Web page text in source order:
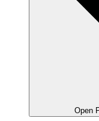
Open